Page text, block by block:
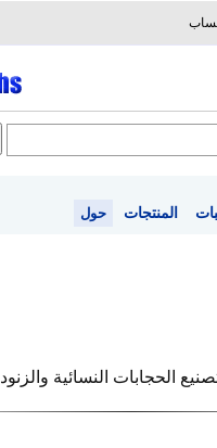
المنتجات حول
الحجابات النسائية والزنود